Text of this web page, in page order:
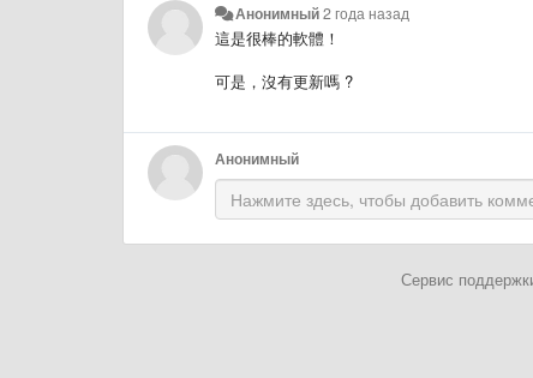
Анонимный2 года назад
這是很棒的軟體！
可是，沒有更新嗎 ?
Анонимный
Сервис